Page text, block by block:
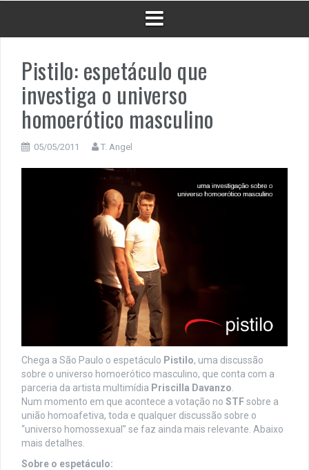
Pistilo: espetáculo que
investiga o universo
homoerótico masculino
05/05/2011 T. Angel
Chega a São Paulo o espetáculo Pistilo, uma discussão
sobre o universo homoerótico masculino, que conta com a
parceria da artista multimídia Priscilla Davanzo
Num momento em que acontece a votação no STFsobre a
união homoafetiva, toda e qualquer discussão sobre o
“universo homossexual” se faz ainda mais relevante. Abaixo
mais detalhes.
Sobre o espetáculo: